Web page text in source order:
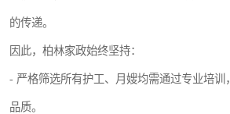
的传递。
因此，柏林家政始终坚持：
- 严格筛选所有护工、月嫂均需通过专业培训
品质。